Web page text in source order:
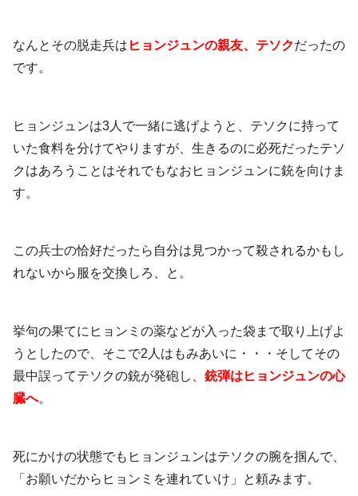
なんとその脱走兵は ヒョンジュンの親友、テソクだったの
です。
ヒョンジュンは3人で一緒に逃げようと、テソクに持って
いた食料を分けてやりますが、生きるのに必死だったテソ
クはあろうことはそれでもなおヒョンジュンに銃を向けま
す。
この兵士の恰好だったら自分は見つかって殺されるかもし
れないから服を交換しろ、と。
挙句の果てにヒョンミの薬などが入った袋まで取り上げよ
うとしたので、そこで2人はもみあいに・・・そしてその
最中誤ってテソクの銃が発砲し、 銃弾はヒョンジュンの心
臓へ。
死にかけの状態でもヒョンジュンはテソクの腕を掴んで、
「お願いだからヒョンミを連れていけ」と頼みます。